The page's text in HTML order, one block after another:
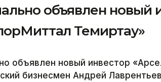
объявлен новый
Темиртау»
объявлен новый инвестор
бизнесмен Андрей